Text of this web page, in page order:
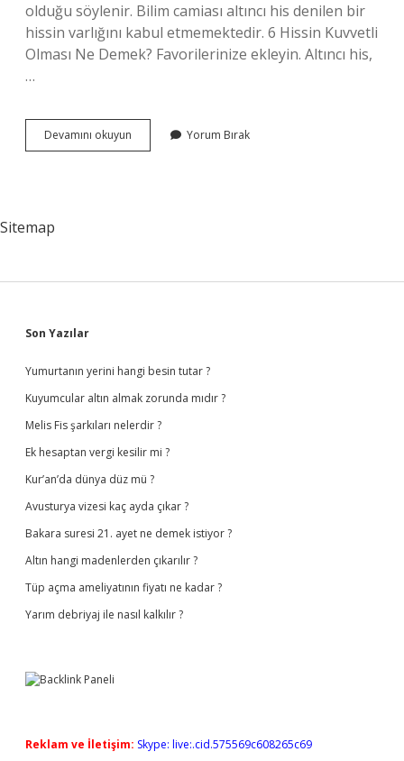
olduğu söylenir. Bilim camiası altıncı his denilen bir
hissin varlığını kabul etmemektedir. 6 Hissin Kuvvetli
Olması Ne Demek? Favorilerinize ekleyin. Altıncı his,
…
Devamını okuyun
His
Yorum Bırak
Sitemap
Sidebar
Son Yazılar
Yumurtanın yerini hangi besin tutar ?
Kuyumcular altın almak zorunda mıdır ?
Melis Fis şarkıları nelerdir ?
Ek hesaptan vergi kesilir mi ?
Kur’an’da dünya düz mü ?
Avusturya vizesi kaç ayda çıkar ?
Bakara suresi 21. ayet ne demek istiyor ?
Altın hangi madenlerden çıkarılır ?
Tüp açma ameliyatının fiyatı ne kadar ?
Yarım debriyaj ile nasıl kalkılır ?
Reklam ve İletişim: Skype: live:.cid.575569c608265c69